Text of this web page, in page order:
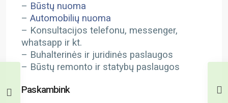
– Būstų nuoma
– Automobilių nuoma
– Konsultacijos telefonu, messenger,
whatsapp ir kt.
– Buhalterinės ir juridinės paslaugos
– Būstų remonto ir statybų paslaugos
Paskambink